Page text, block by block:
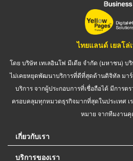
ไทยแลนด์ เยลโล่
โดย บริษัท เทเลอินโฟ มีเดีย จำกัด (มหาชน) บ
ไม่เคยหยุดพัฒนาบริการที่ดีที่สุดด้านดิจิทัล มาร์
บริการ จากผู้ประกอบการที่เชื่อถือได้ มีการ
ครอบคลุมทุกหมวดธุรกิจมากที่สุดในประเทศ
หมาย จากทีมงาน
เกี่ยวกับเรา
บริการของเรา